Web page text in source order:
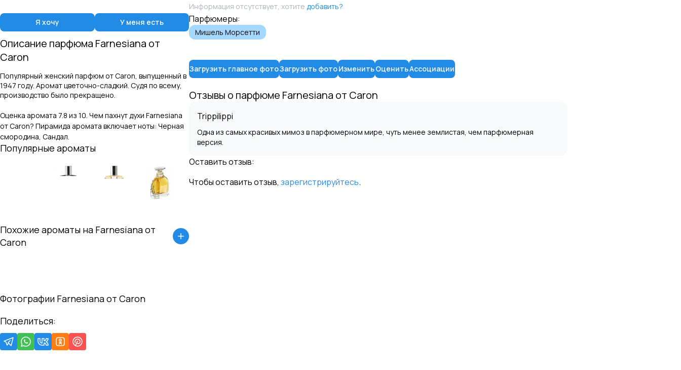
Я хочу У меня есть
Описание парфюма Farnesiana от
Caron
Популярный женский парфюм от Caron, выпущенный в
1947 году. Аромат цветочно-сладкий. Судя по всему,
производство было прекращено.
Оценка аромата 7.8 из 10. Чем пахнут духи Farnesiana
отCaron? Пирамида аромата включает ноты: Черная
смородина, Сандал.
Популярные ароматы
Похожие ароматы на Farnesianaот
Caron
Фотографии Farnesianaот Caron
Информация отсутствует, хотите добавить?
Парфюмеры:
Мишель Морсетти
Загрузить главное фотоЗагрузить фотоИзменитьОценитьАссоциации
Отзывы о парфюме Farnesiana от Caron
Trippilippi
Одна из самых красивых мимоз в парфюмерном мире, чуть менее землистая, чем парфюмерная
версия.
Оставить отзыв:
Чтобы оставить отзыв, зарегистрируйтесь.
Поделиться: